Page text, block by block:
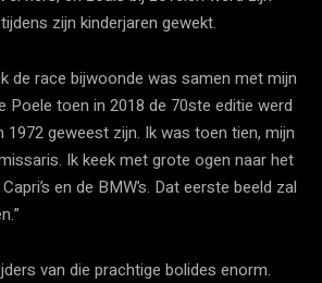
zijn kinderjaren gewekt.
de race bijwoonde was samen met mijn
Poele toen in 2018 de 70ste editie werd
1972 geweest zijn. Ik was toen tien, mijn
Ik keek met grote ogen naar het
en de BMW’s. Dat eerste beeld zal
van die prachtige bolides enorm.